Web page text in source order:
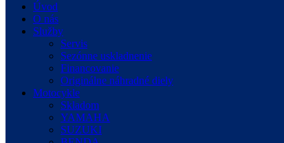
Úvod
O nás
Služby
Servis
Sezónne uskladnenie
Financovanie
Originálne náhradné diely
Motocykle
Skladom
YAMAHA
SUZUKI